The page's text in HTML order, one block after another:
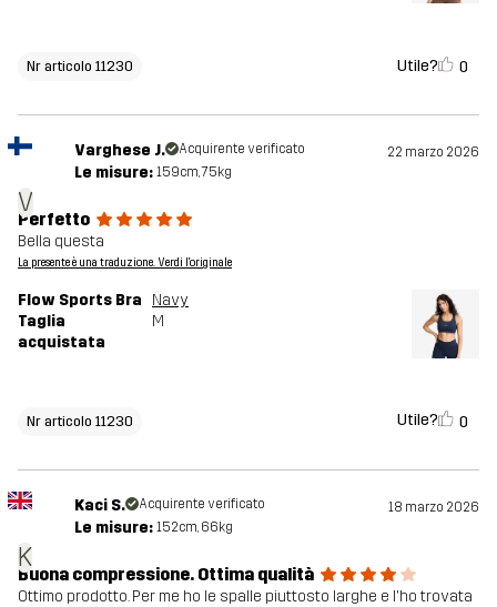
Nr articolo 11230 Utile? 0
V
Varghese J. Acquirente verificato 22 marzo 2026
Le misure: 159cm, 75kg
Perfetto
Bella questa
La presente è una traduzione. Verdi l'originale
Flow Sports Bra
Navy
Taglia
acquistata
M
Nr articolo 11230 Utile? 0
K
Kaci S. Acquirente verificato 18 marzo 2026
Le misure: 152cm, 66kg
Buona compressione. Ottima qualità
Ottimo prodotto. Per me ho le spalle piuttosto larghe e l'ho trovata